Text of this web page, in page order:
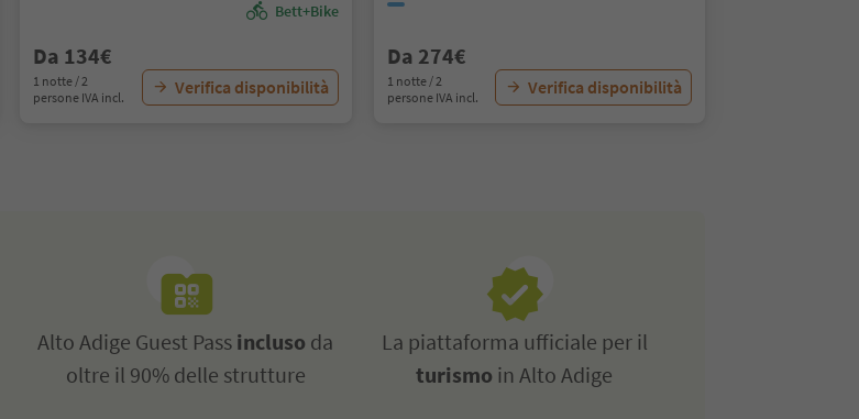
Bett+Bike
Da 134€
1 notte / 2
persone IVA incl.
Verifica disponibilità
Da 274€
1 notte / 2
persone IVA incl.
Verifica disponibilità
Alto Adige Guest Pass incluso da
oltre il 90% delle strutture
La piattaforma ufficiale per il
turismo in Alto Adige